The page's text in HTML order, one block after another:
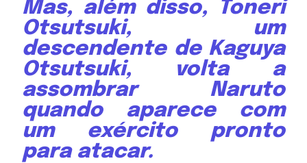
Mas, além disso, Toneri
Otsutsuki, um
descendente de Kaguya
Otsutsuki, volta a
assombrar Naruto
quando aparece com
um exército pronto
para atacar.